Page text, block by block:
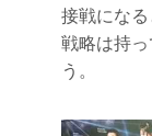
接戦にな
戦略は持
う。